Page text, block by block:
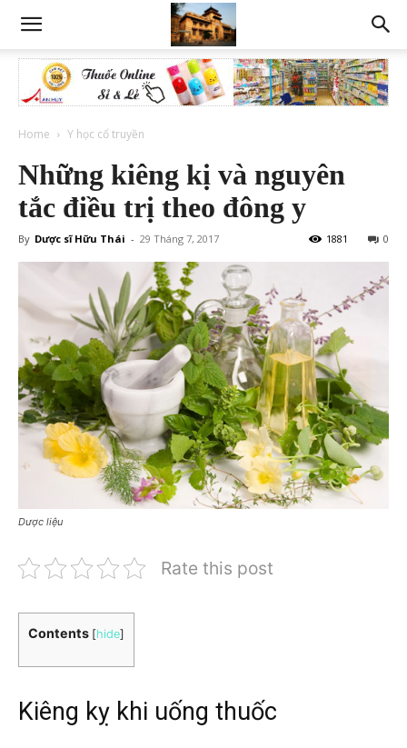
Home Y học cổ truyền
Những kiêng kị và nguyên
tắc điều trị theo đông y
By Dược sĩ Hữu Thái - 29 Tháng 7, 2017 0
1881
Dược liệu
Rate this post
Contents [hide]
Kiêng kỵ khi uống thuốc